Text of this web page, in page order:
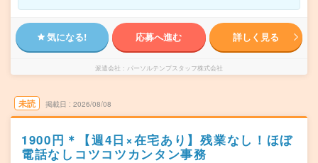
気になる! 応募へ進む 詳しく見る
派遣会社 パーソルテンプスタッフ株式会社
未読 掲載日 2026/08/08
1900円＊【週4日×在宅あり】残業なし！ほぼ
電話なしコツコツカンタン事務